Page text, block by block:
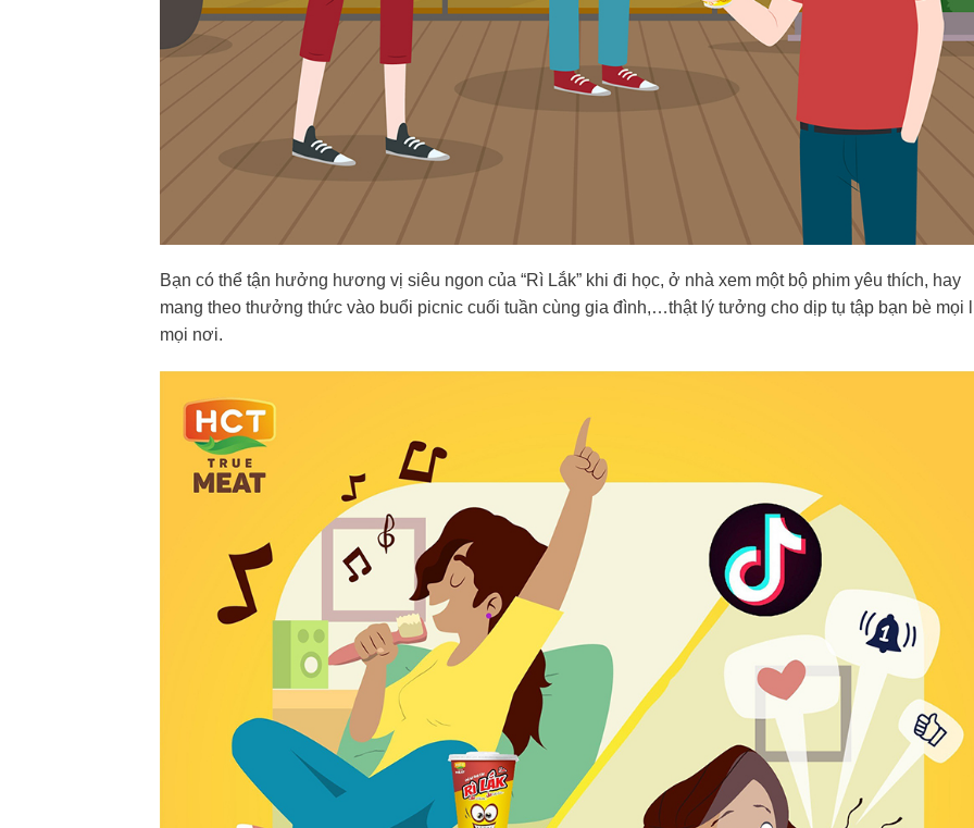
Bạn có thể tận hưởng hương vị siêu ngon của “Rì Lắk” khi đi học, ở nhà xem một bộ phim yêu thích, hay
mang theo thưởng thức vào buổi picnic cuối tuần cùng gia đình,…thật lý tưởng cho dịp tụ tập bạn bè mọi
mọi nơi.